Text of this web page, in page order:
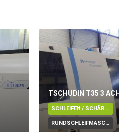
TSCHUDIN T35 3
SCHLEIFEN / SCHÄRFEN / LÄPPEN / ENTGRATUNG / POLIEREN
RUNDSCHLEIFMASCHINE CNC